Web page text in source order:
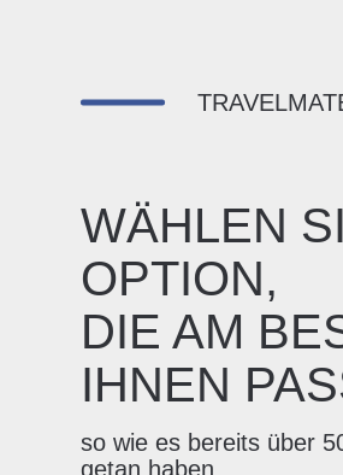
WÄHLEN
OPTION,
DIE AM
IHNEN
so wie es bereits über
getan haben